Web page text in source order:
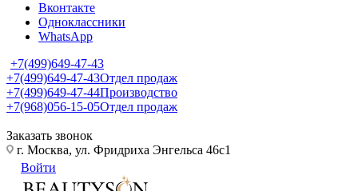
Вконтакте
Одноклассники
WhatsApp
+7(499)649-47-43
+7(499)649-47-43Отдел продаж
+7(499)649-47-44Производство
+7(968)056-15-05Отдел продаж
Заказать звонок
г. Москва, ул. Фридриха Энгельса 46с1
Войти